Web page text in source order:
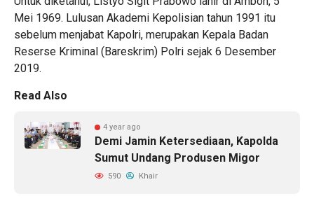
Mei 1969. Lulusan Akademi Kepolisian tahun 1991 itu
sebelum menjabat Kapolri, merupakan Kepala Badan
Reserse Kriminal (Bareskrim) Polri sejak 6 Desember
2019.
Read Also
4 year ago
Demi Jamin Ketersediaan, Kapolda
Sumut Undang Produsen Migor
590 Khair